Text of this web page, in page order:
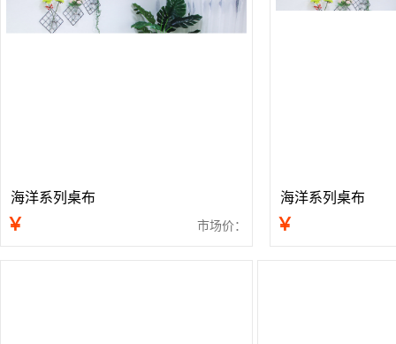
海洋系列桌布
￥ 市场价：
海洋系列桌布
￥